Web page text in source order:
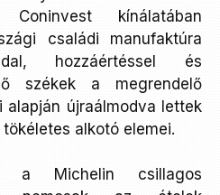
kínálatában
családi manufaktúra
hozzáértéssel és
székek a megrendelő
újraálmodva lettek
alkotó elemei.
a Michelin csillagos